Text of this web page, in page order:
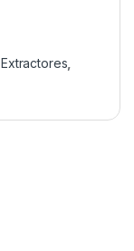
Extractores